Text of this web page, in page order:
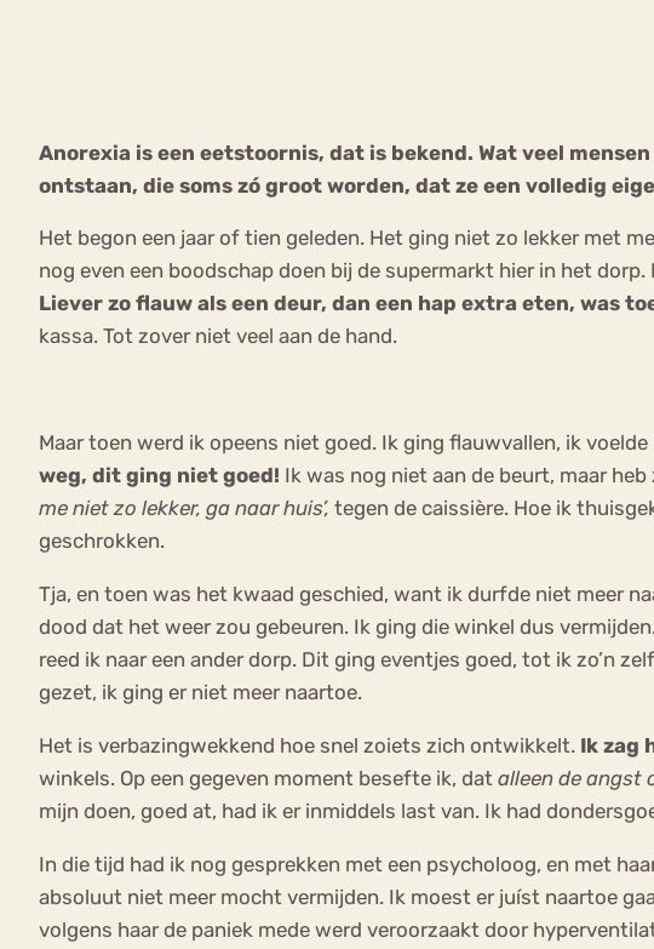
Anorexia is een eetstoornis, dat is bekend. Wat veel
ontstaan, die soms zó groot worden, dat ze een volledig
Het begon een jaar of tien geleden. Het ging niet zo lekker met
nog even een boodschap doen bij de supermarkt hier in het
Liever zo flauw als een deur, dan een hap extra eten, was
kassa. Tot zover niet veel aan de hand.
Maar toen werd ik opeens niet goed. Ik ging flauwvallen, ik
weg, dit ging niet goed! Ik was nog niet aan de beurt, maar
me niet zo lekker, ga naar huis’, tegen de caissière. Hoe ik
geschrokken.
Tja, en toen was het kwaad geschied, want ik durfde niet meer
dood dat het weer zou gebeuren. Ik ging die winkel dus
reed ik naar een ander dorp. Dit ging eventjes goed, tot ik zo’n
gezet, ik ging er niet meer naartoe.
Het is verbazingwekkend hoe snel zoiets zich ontwikkelt. Ik zag
winkels. Op een gegeven moment besefte ik, dat alleen de angst
mijn doen, goed at, had ik er inmiddels last van. Ik had
In die tijd had ik nog gesprekken met een psycholoog, en met
absoluut niet meer mocht vermijden. Ik moest er juíst naartoe
volgens haar de paniek mede werd veroorzaakt door
Orthorexia
Afvallen Angst